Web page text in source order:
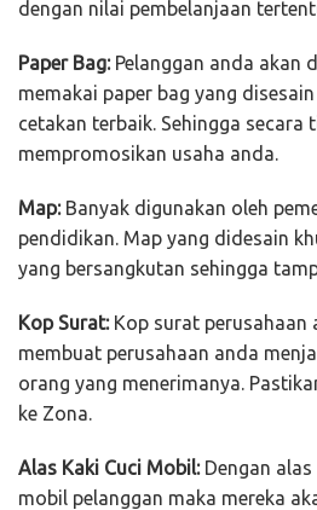
dengan nilai pembelanjaan
Paper Bag:Pelanggan anda akan
memakai paper bag yang
cetakan terbaik. Sehingga secara
mempromosikan usaha anda.
Map:Banyak digunakan oleh
pendidikan. Map yang didesain
yang bersangkutan sehingga
Kop Surat:Kop surat perusahaan
membuat perusahaan anda
orang yang menerimanya.
ke Zona.
Alas Kaki Cuci Mobil:Dengan
mobil pelanggan maka mereka